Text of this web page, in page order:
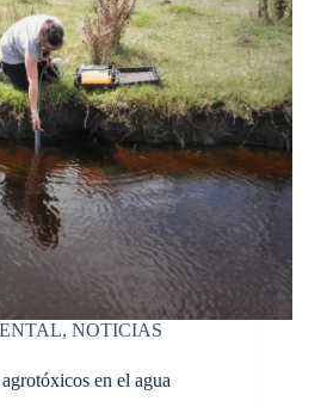
, NOTICIAS
en el agua